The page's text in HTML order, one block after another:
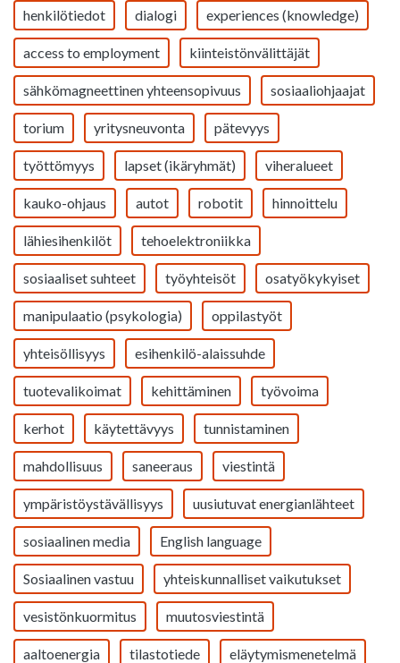
henkilötiedot dialogi experiences (knowledge)
access to employment kiinteistönvälittäjät
sähkömagneettinen yhteensopivuus sosiaaliohjaajat
torium yritysneuvonta pätevyys
työttömyys lapset (ikäryhmät) viheralueet
kauko-ohjaus autot robotit hinnoittelu
lähiesihenkilöt tehoelektroniikka
sosiaaliset suhteet työyhteisöt osatyökykyiset
manipulaatio (psykologia) oppilastyöt
yhteisöllisyys esihenkilö-alaissuhde
tuotevalikoimat kehittäminen työvoima
kerhot käytettävyys tunnistaminen
mahdollisuus saneeraus viestintä
ympäristöystävällisyys uusiutuvat energianlähteet
sosiaalinen media English language
Sosiaalinen vastuu yhteiskunnalliset vaikutukset
vesistönkuormitus muutosviestintä
aaltoenergia tilastotiede eläytymismenetelmä